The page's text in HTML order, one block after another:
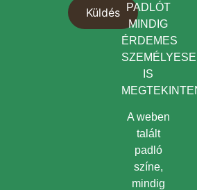
PADLÓT
MINDIG
ÉRDEMES
IS
A weben
talált
padló
színe,
mindig